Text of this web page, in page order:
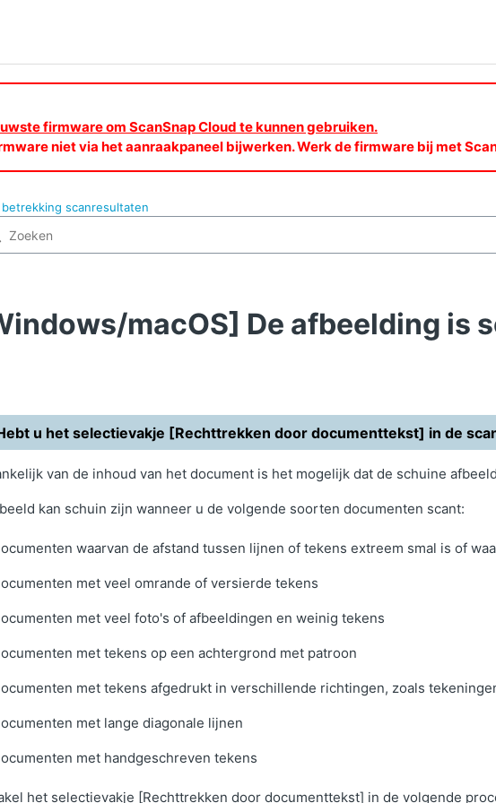
firmware om ScanSnap Cloud te kunnen gebruiken.
niet via het aanraakpaneel bijwerken. Werk de firmware bij met
scanresultaten
macOS] De afbeelding is
u het selectievakje [Rechttrekken door documenttekst] in de
van de inhoud van het document is het mogelijk dat de schuine
kan schuin zijn wanneer u de volgende soorten documenten scant:
waarvan de afstand tussen lijnen of tekens extreem smal is of
met veel omrande of versierde tekens
met veel foto's of afbeeldingen en weinig tekens
met tekens op een achtergrond met patroon
met tekens afgedrukt in verschillende richtingen, zoals
met lange diagonale lijnen
met handgeschreven tekens
het selectievakje [Rechttrekken door documenttekst] in de volgende